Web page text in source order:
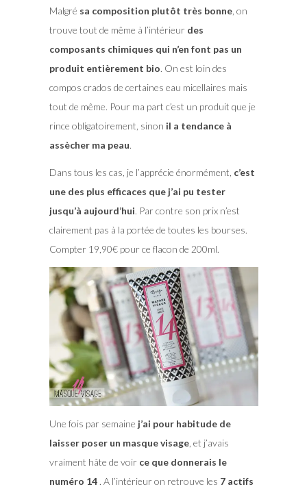
Malgré sa composition plutôt très bonne, on
trouve tout de même à l’intérieur des
composants chimiques qui n’en font pas un
produit entièrement bio. On est loin des
compos crados de certaines eau micellaires mais
tout de même. Pour ma part c’est un produit que je
rince obligatoirement, sinon il a tendance à
assècher ma peau.
Dans tous les cas, je l’apprécie énormément, c’est
une des plus efficaces que j’ai pu tester
jusqu’à aujourd’hui. Par contre son prix n’est
clairement pas à la portée de toutes les bourses.
Compter 19,90€ pour ce flacon de 200ml.
Une fois par semaine j’ai pour habitude de
laisser poser un masque visage, et j’avais
vraiment hâte de voir ce que donnerais le
numéro 14. A l’intérieur on retrouve les 7 actifs